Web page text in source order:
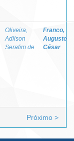
Oliveira,
Adilson
Serafim de
Franco,
Augusto
César
Próximo >